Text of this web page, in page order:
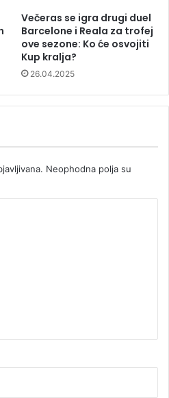
Večeras se igra drugi duel
Barcelone i Reala za trofej
ove sezone: Ko će osvojiti
Kup kralja?
26.04.2025
Neophodna polja su